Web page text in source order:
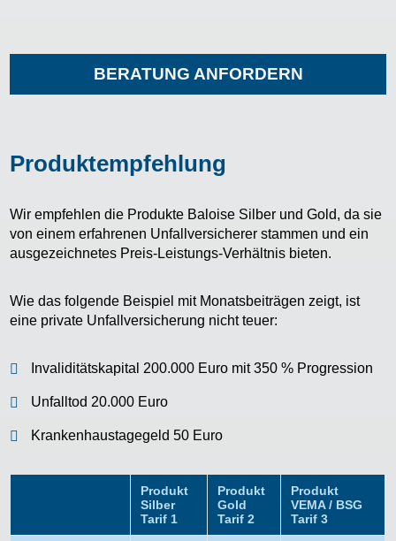
BERATUNG ANFORDERN
Produktempfehlung
Wir empfehlen die Produkte Baloise Silber und Gold, da sie
von einem erfahrenen Unfallversicherer stammen und ein
ausgezeichnetes Preis-Leistungs-Verhältnis bieten.
Wie das folgende Beispiel mit Monatsbeiträgen zeigt, ist
eine private Unfallversicherung nicht teuer:
Invaliditätskapital 200.000 Euro mit 350 % Progression
Unfalltod 20.000 Euro
Krankenhaustagegeld 50 Euro
Produkt
Silber
Tarif 1
Produkt
Gold
Tarif 2
Produkt
VEMA / BSG
Tarif 3